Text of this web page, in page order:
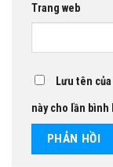
Trang web
Lưu tên
này cho lần bình